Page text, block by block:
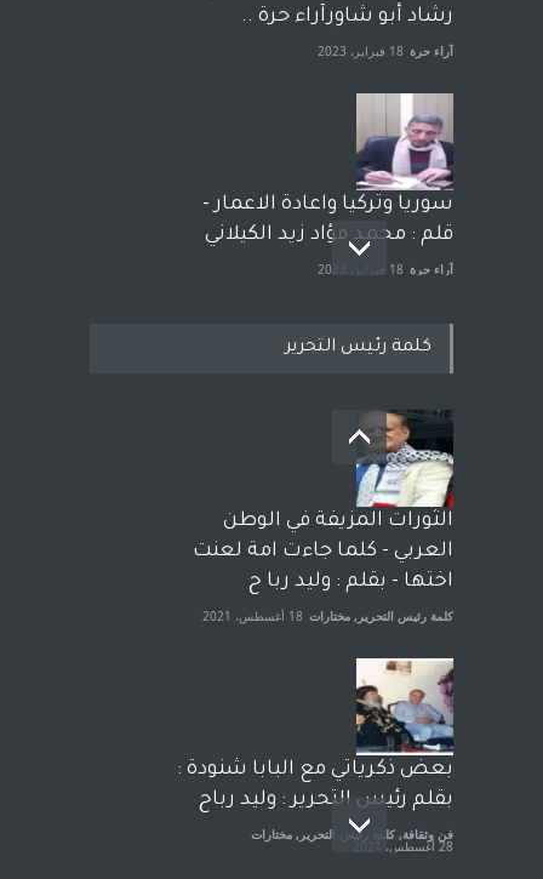
رشاد أبو شاورآراء حرة ..
آراء حرة 18 فبراير، 2023
سوريا وتركيا واعادة الاعمار -
قلم : محمد فؤاد زيد الكيلاني
آراء حرة 18 فبراير، 2023
بعد معارك قضائية طاحنة كتب
وترافع فيها بنفسه مرة اخرى..
الشيخ طارق يوسف يقهر
الحكومة الأمريكية ، فأعطوه
الجنسية عن يد وهم صاغرون،
آراء حرة مختارات 7 أبريل، 2023
كلمة رئيس التحرير
الثورات المزيفة في الوطن
العربي - كلما جاءت امة لعنت
اختها - بقلم : وليد ربا ح
كلمة رئيس التحرير , مختارات 18 أغسطس، 2021
بعض ذكرياتي مع البابا شنودة :
بقلم رئيس التحرير : وليد رباح
فن وثقافة, كلمة رئيس التحرير , مختارات
28 أغسطس، 2021